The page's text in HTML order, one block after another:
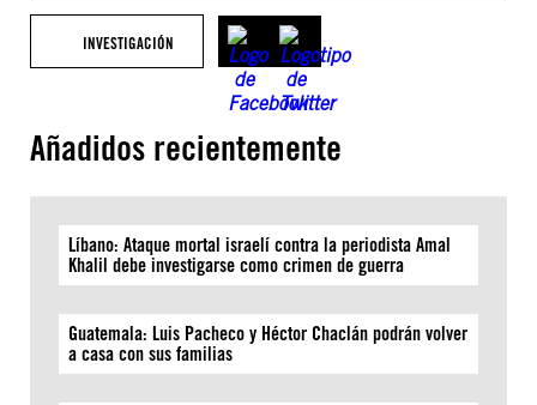
INVESTIGACIÓN
Añadidos recientemente
Líbano: Ataque mortal israelí contra la periodista Amal
Khalil debe investigarse como crimen de guerra
Guatemala: Luis Pacheco y Héctor Chaclán podrán volver
a casa con sus familias